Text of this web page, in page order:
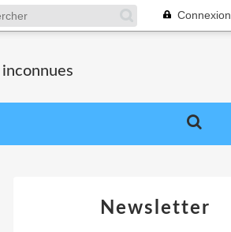
Connexion
Newsletter